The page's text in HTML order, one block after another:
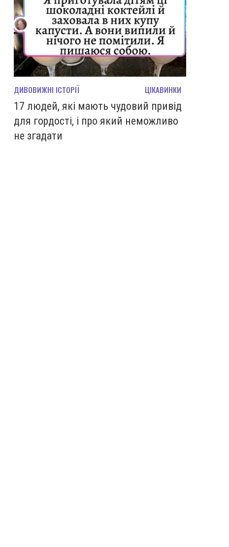
ДИВОВИЖНІ ІСТОРІЇ ЦІКАВИНКИ
17 людей, які мають чудовий привід
для гордості, і про який неможливо
не згадати